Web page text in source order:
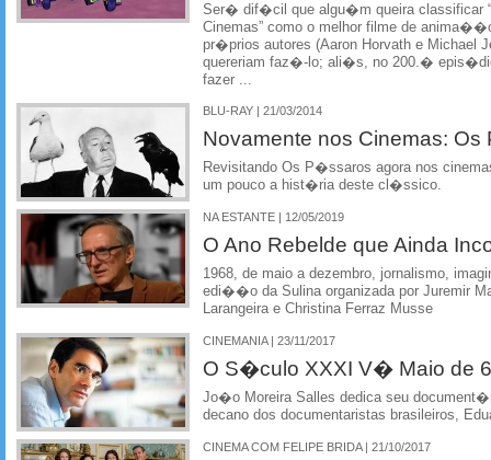
Ser� dif�cil que algu�m queira
Cinemas” como o melhor filme de
pr�prios autores (Aaron Horvath e Michael
quereriam faz�-lo; ali�s, no 200.�
fazer ...
BLU-RAY | 21/03/2014
Novamente nos Cinemas:
Revisitando Os P�ssaros agora nos
um pouco a hist�ria deste cl�ssico.
NA ESTANTE | 12/05/2019
O Ano Rebelde que Ainda
1968, de maio a dezembro, jornalismo,
edi��o da Sulina organizada por Juremir
Larangeira e Christina Ferraz Musse
CINEMANIA | 23/11/2017
O S�culo XXXI V� Maio de
Jo�o Moreira Salles dedica seu
decano dos documentaristas brasileiros,
CINEMA COM FELIPE BRIDA | 21/10/2017